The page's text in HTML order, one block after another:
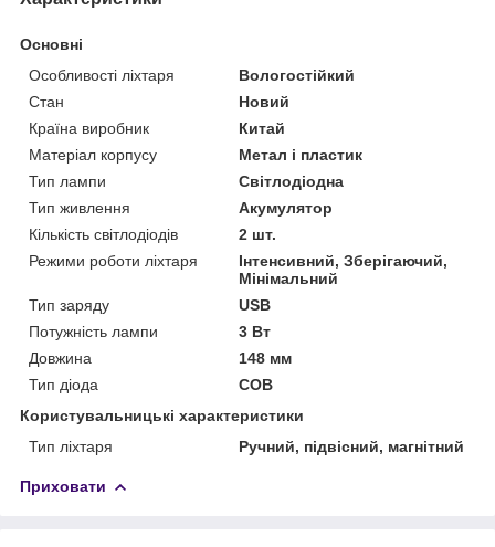
Основні
Особливості ліхтаря
Вологостійкий
Стан
Новий
Країна виробник
Китай
Матеріал корпусу
Метал і пластик
Тип лампи
Світлодіодна
Тип живлення
Акумулятор
Кількість світлодіодів
2 шт.
Режими роботи ліхтаря
Інтенсивний, Зберігаючий,
Мінімальний
Тип заряду
USB
Потужність лампи
3 Вт
Довжина
148 мм
Тип діода
COB
Користувальницькі характеристики
Тип ліхтаря
Ручний, підвісний, магнітний
Приховати